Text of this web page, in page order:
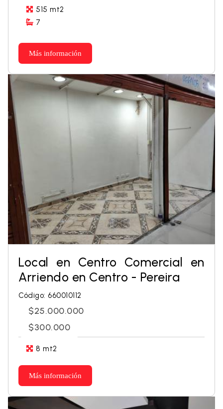
515 mt2
7
Más información
Local en Centro Comercial en
Arriendo en Centro - Pereira
Código: 660010112
$25.000.000
$300.000
8 mt2
Más información